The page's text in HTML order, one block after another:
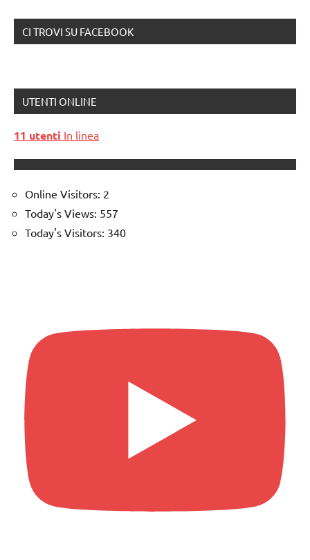
CI TROVI SU FACEBOOK
UTENTI ONLINE
11 utenti In linea
Online Visitors: 2
Today's Views: 557
Today's Visitors: 340